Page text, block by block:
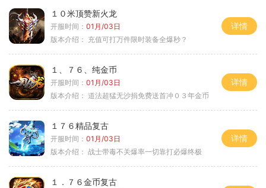
１０米顶赞新火龙
开服时间： 01月/03日
版本介绍： 充值可打万件限时装备全爆秒？
详情
１、７６、纯金币
开服时间： 01月/03日
版本介绍： 道法超猛无沙捐免费送首冲０３年金币
详情
１７６精品复古
开服时间： 01月/03日
版本介绍： 战士带毒不关爆率一切靠打必爆终极
详情
１．７６金币复古